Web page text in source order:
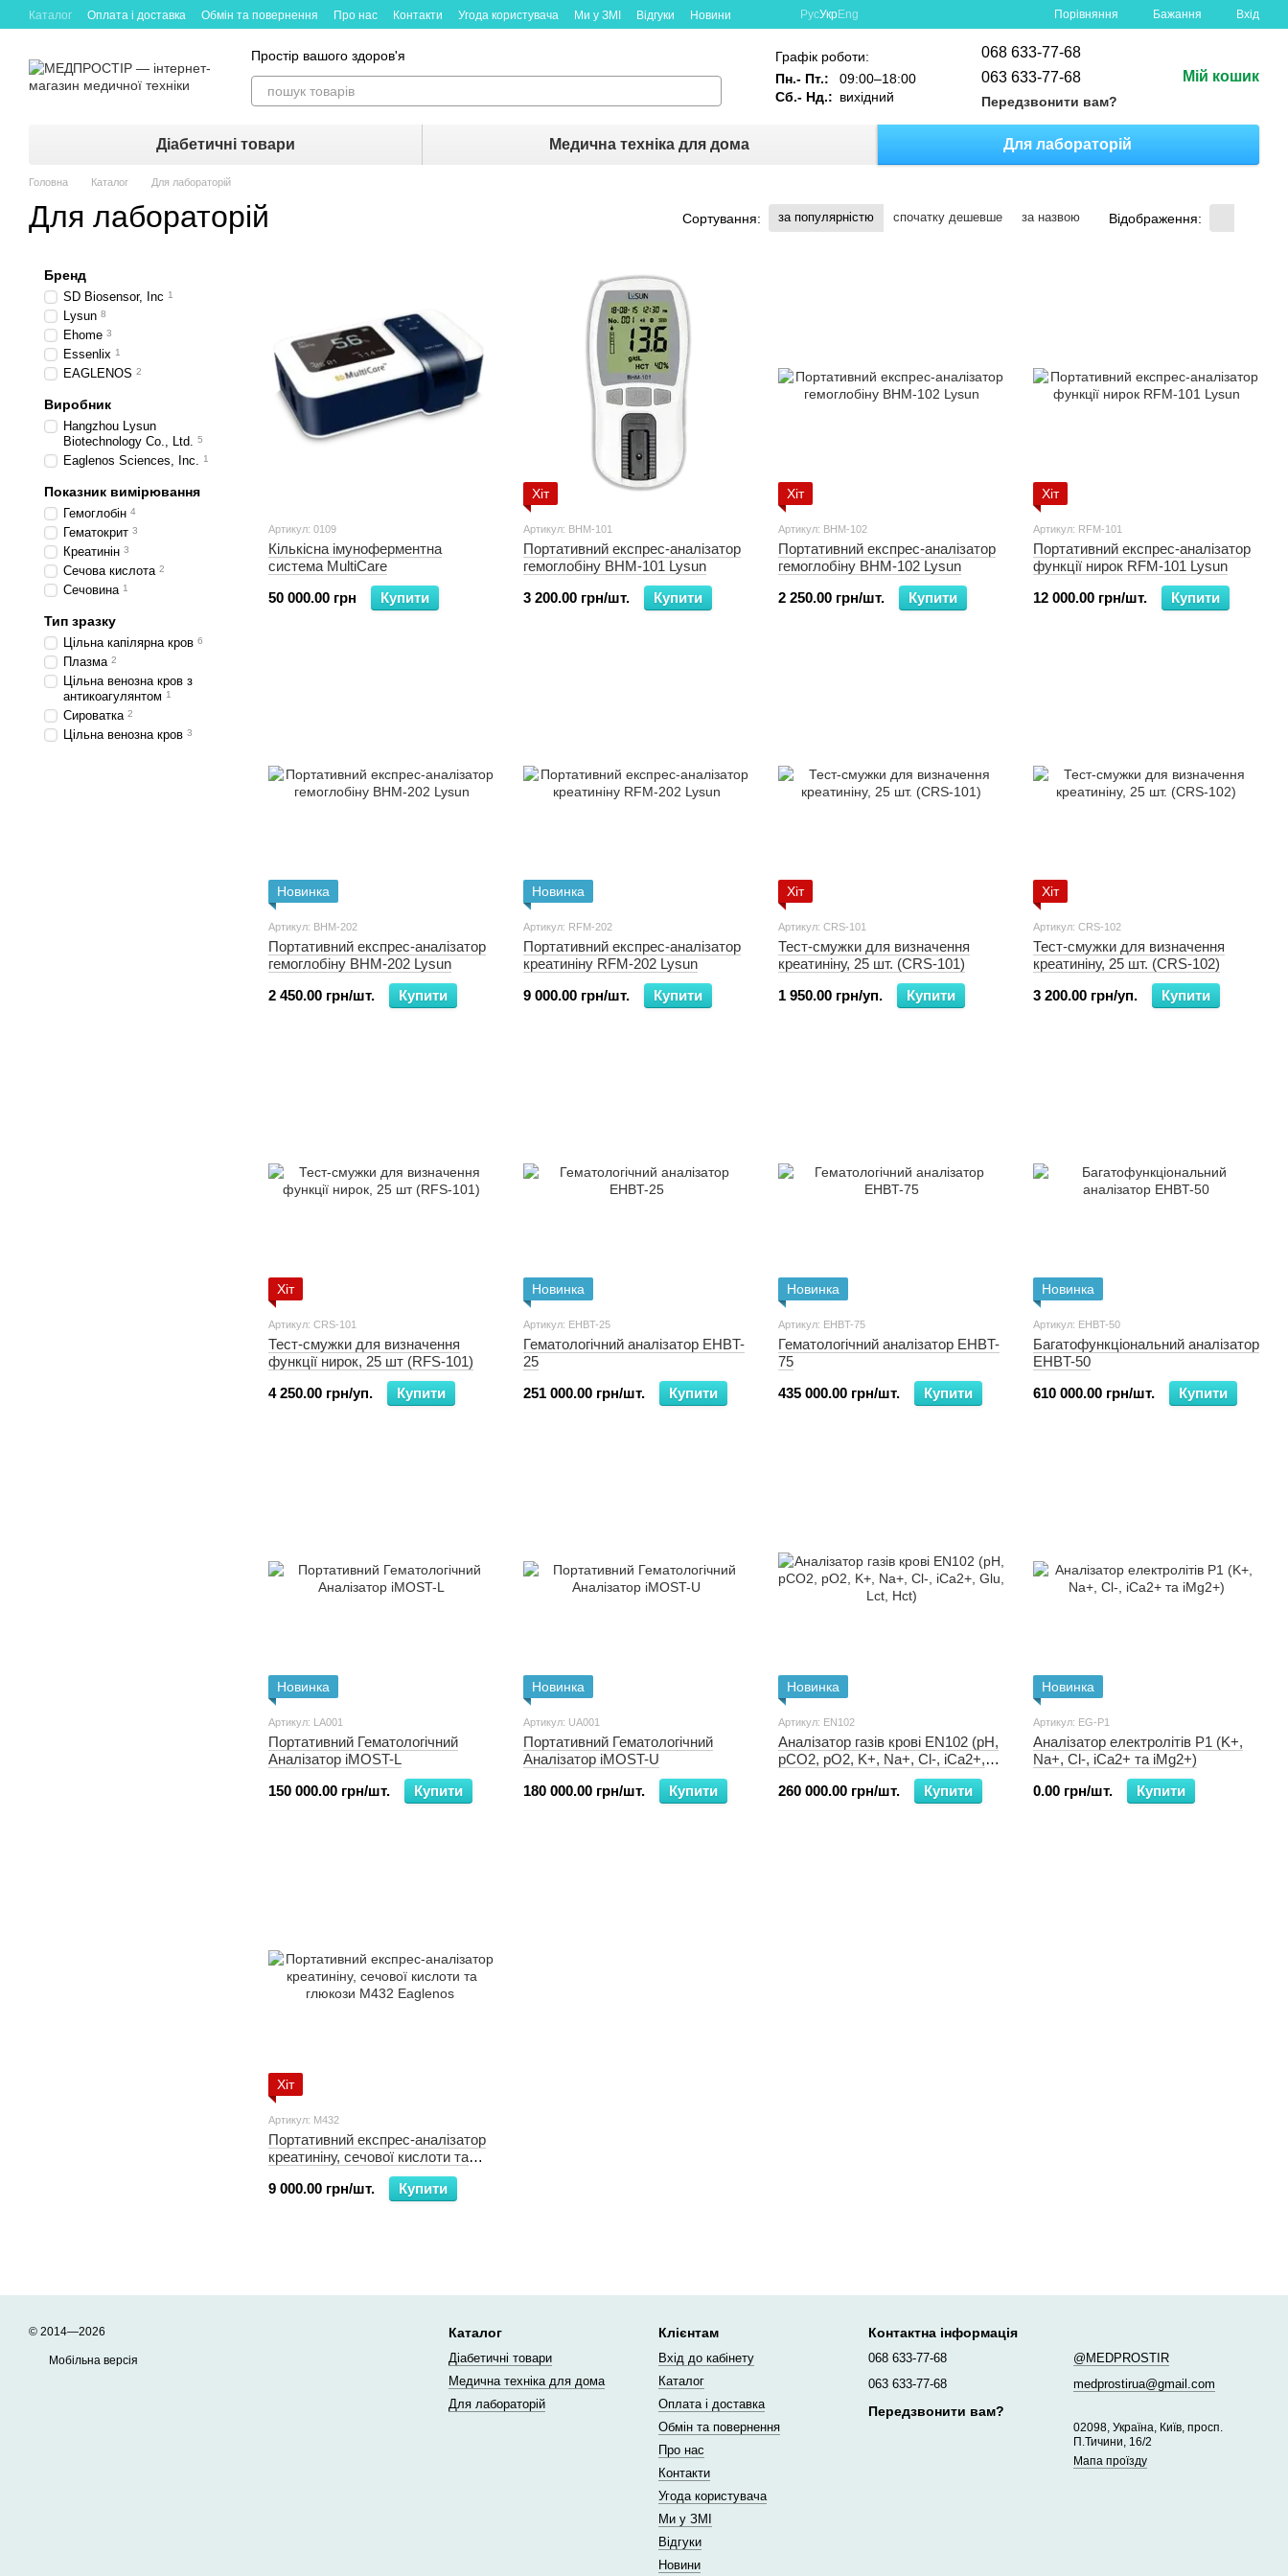
Каталог Оплата і доставка Обмін та повернення Про нас Контакти Угода користувача Ми у ЗМІ Відгуки Новини РусУкрEng Порівняння Бажання Вхід
Простір вашого здоров'я
Графік роботи:
Пн.- Пт.:
09:00–18:00
Сб.- Нд.: вихідний
068 633-77-68
063 633-77-68
Передзвонити вам?
Мій кошик
Діабетичні товари Медична техніка для дома Для лабораторій
Головна Каталог Для лабораторій
Для лабораторій Сортування: за популярністю спочатку дешевше за назвою Відображення:
Артикул: 0109
Кількісна імуноферментна
система MultiCare
50 000.00 грн
Купити
Хіт
Артикул: BHM-101
Портативний експрес-аналізатор
гемоглобіну BHM-101 Lysun
3 200.00 грн/шт.
Купити
Хіт
Артикул: BHM-102
Портативний експрес-аналізатор
гемоглобіну BHM-102 Lysun
2 250.00 грн/шт.
Купити
Хіт
Артикул: RFM-101
Портативний експрес-аналізатор
функції нирок RFM-101 Lysun
12 000.00 грн/шт.
Купити
Новинка
Артикул: BHM-202
Портативний експрес-аналізатор
гемоглобіну BHM-202 Lysun
2 450.00 грн/шт.
Купити
Новинка
Артикул: RFM-202
Портативний експрес-аналізатор
креатиніну RFM-202 Lysun
9 000.00 грн/шт.
Купити
Хіт
Артикул: CRS-101
Тест-смужки для визначення
креатиніну, 25 шт. (CRS-101)
1 950.00 грн/уп.
Купити
Хіт
Артикул: CRS-102
Тест-смужки для визначення
креатиніну, 25 шт. (CRS-102)
3 200.00 грн/уп.
Купити
Хіт
Артикул: CRS-101
Тест-смужки для визначення
функції нирок, 25 шт (RFS-101)
4 250.00 грн/уп.
Купити
Новинка
Артикул: EHBT-25
Гематологічний аналізатор EHBT-
25
251 000.00 грн/шт.
Купити
Новинка
Артикул: EHBT-75
Гематологічний аналізатор EHBT-
75
435 000.00 грн/шт.
Купити
Новинка
Артикул: EHBT-50
Багатофункціональний аналізатор
EHBT-50
610 000.00 грн/шт.
Купити
Новинка
Артикул: LA001
Портативний Гематологічний
Аналізатор iMOST-L
150 000.00 грн/шт.
Купити
Новинка
Артикул: UA001
Портативний Гематологічний
Аналізатор iMOST-U
180 000.00 грн/шт.
Купити
Новинка
Артикул: EN102
Аналізатор газів крові EN102 (pH,
pCO2, pO2, K+, Na+, Cl-, iCa2+,
260 000.00 грн/шт.
Купити
Новинка
Артикул: EG-P1
Аналізатор електролітів P1 (K+,
Na+, Cl-, iCa2+ та iMg2+)
0.00 грн/шт.
Купити
Хіт
Артикул: M432
Портативний експрес-аналізатор
креатиніну, сечової кислоти та
глюкози M432 Eaglenos
9 000.00 грн/шт.
Купити
Бренд
SD Biosensor, Inc 1
Lysun 8
Ehome 3
Essenlix 1
EAGLENOS 2
Виробник
Hangzhou Lysun
Biotechnology Co., Ltd. 5
Eaglenos Sciences, Inc. 1
Показник вимірювання
Гемоглобін 4
Гематокрит 3
Креатинін 3
Сечова кислота 2
Сечовина 1
Тип зразку
Цільна капілярна кров 6
Плазма 2
Цільна венозна кров з
антикоагулянтом 1
Сироватка 2
Цільна венозна кров 3
© 2014—2026
Мобільна версія
Каталог
Діабетичні товари
Медична техніка для дома
Для лабораторій
Клієнтам
Вхід до кабінету
Каталог
Оплата і доставка
Обмін та повернення
Про нас
Контакти
Угода користувача
Ми у ЗМІ
Відгуки
Новини
Контактна інформація
068 633-77-68
063 633-77-68
Передзвонити вам?
@MEDPROSTIR
medprostirua@gmail.com
02098, Україна, Київ, просп.
П.Тичини, 16/2
Мапа проїзду